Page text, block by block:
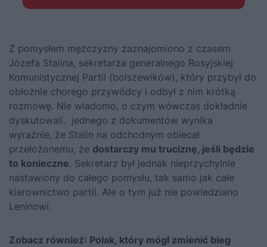
Z pomysłem mężczyzny zaznajomiono z czasem
Józefa Stalina, sekretarza generalnego Rosyjskiej
Komunistycznej Partii (bolszewików), który przybył do
obłożnie chorego przywódcy i odbył z nim krótką
rozmowę. Nie wiadomo, o czym wówczas dokładnie
dyskutowali. jednego z dokumentów wynika
wyraźnie, że Stalin na odchodnym obiecał
przełożonemu, że dostarczy mu truciznę, jeśli będzie
to konieczne. Sekretarz był jednak nieprzychylnie
nastawiony do całego pomysłu, tak samo jak całe
kierownictwo partii. Ale o tym już nie powiedziano
Leninowi.
Zobacz również: Polak, który mógł zmienić bieg